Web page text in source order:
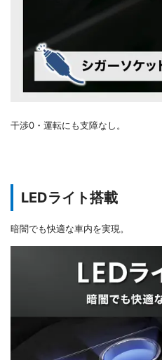
干渉0・運転にも支障なし。
LEDライト搭載
暗闇でも快適な車内を実現。